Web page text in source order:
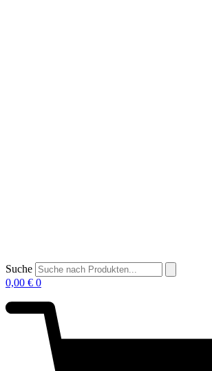
Suche
0,00 € 0